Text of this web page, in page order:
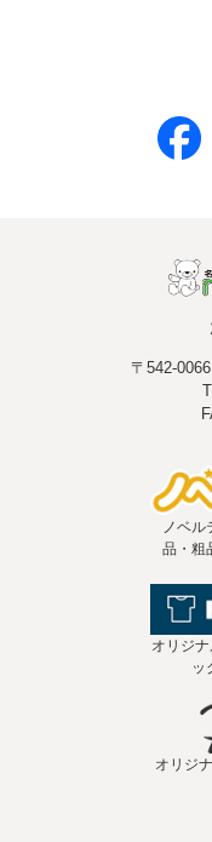
〒542-
ノベル
品・粗
オリジ
ッ
オリジ